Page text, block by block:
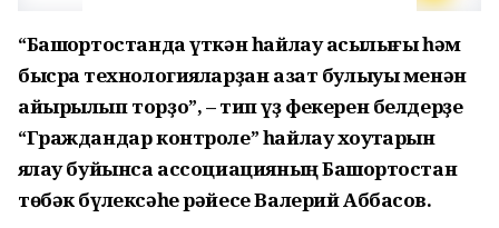
“Башҡортостанда үткән һайлау асыҡлығы һәм
бысраҡ технологияларҙан азат булыуы менән
айырылып торҙо”, – тип үҙ фекерен белдерҙе
“Граждандар контроле” һайлау хоҡуҡтарын
яҡлау буйынса ассоциацияның Башҡортостан
төбәк бүлексәһе рәйесе Валерий Аббасов.